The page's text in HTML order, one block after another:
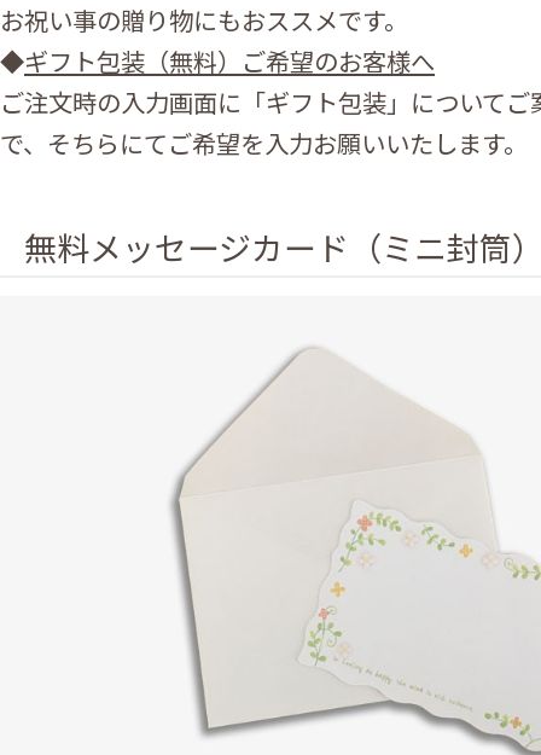
お祝い事の贈り物にもおススメです。
◆ギフト包装（無料）ご希望のお客様へ
ご注文時の入力画面に「ギフト包装」について
で、そちらにてご希望を入力お願いいたします。
無料メッセージカード（ミニ封筒